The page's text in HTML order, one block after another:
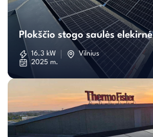
Plokščio
stogo
saulės
elekirnė
Plokščio stogo saulės elekirnė
16.3 kW
Vilnius
2025 m.